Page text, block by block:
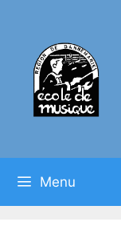
contenu
Menu